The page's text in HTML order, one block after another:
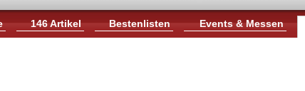
146 Artikel Bestenlisten Events & Messen